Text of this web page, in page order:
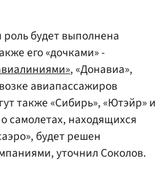
будет выполнена
его «дочками» -
, «Донавиа»,
авиапассажиров
также «Сибирь», «Ютэйр» и
самолетах, находящихся
будет решен
уточнил Соколов.